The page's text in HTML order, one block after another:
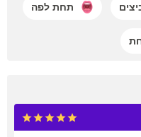
תחת לפה